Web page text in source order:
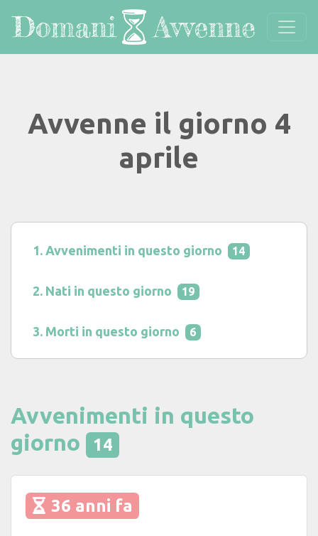
Avvenne il giorno 4
aprile
Avvenimenti in questo giorno 14
Nati in questo giorno 19
Morti in questo giorno 6
Avvenimenti in questo
giorno
14
36 anni fa